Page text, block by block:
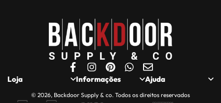
Loja
Informações
Politica de
Ajuda
Quem somos
© 2026, Backdoor Supply & co. Todos os direitos reservados